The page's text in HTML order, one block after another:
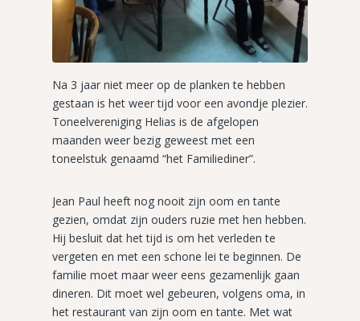
Na 3 jaar niet meer op de planken te hebben
gestaan is het weer tijd voor een avondje plezier.
Toneelvereniging Helias is de afgelopen
maanden weer bezig geweest met een
toneelstuk genaamd “het Familiediner”.
Jean Paul heeft nog nooit zijn oom en tante
gezien, omdat zijn ouders ruzie met hen hebben.
Hij besluit dat het tijd is om het verleden te
vergeten en met een schone lei te beginnen. De
familie moet maar weer eens gezamenlijk gaan
dineren. Dit moet wel gebeuren, volgens oma, in
het restaurant van zijn oom en tante. Met wat